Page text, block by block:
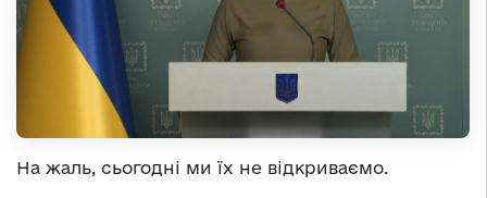
На жаль, сьогодні ми їх не відкриваємо.